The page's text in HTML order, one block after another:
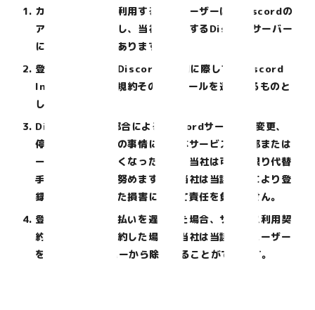
カキコミ・ゼミを利用する登録ユーザーは、Discordの
アカウントを取得し、当社が指定するDiscordサーバー
に参加する必要があります。
登録ユーザーは、Discordの利用に際して、Discord
Inc.が定める利用規約その他のルールを遵守するものと
します。
Discord Inc.の都合によるDiscordサービスの変更、
停止、終了その他の事情により本サービスの全部または
一部が提供できなくなった場合、当社は可能な限り代替
手段を講じるよう努めますが、当社は当該事情により登
録ユーザーに生じた損害について責任を負いません。
登録ユーザーが支払いを遅延した場合、サービス利用契
約を解除または解約した場合、当社は当該登録ユーザー
をDiscordサーバーから除外することができます。